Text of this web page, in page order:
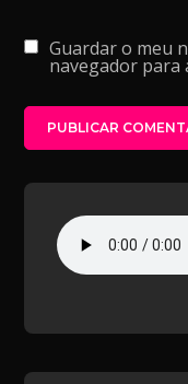
Guardar o meu
navegador para